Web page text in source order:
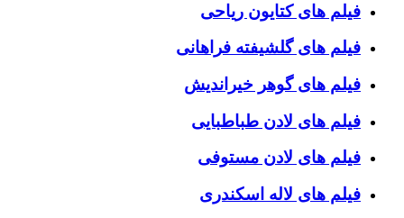
فیلم های کتایون ریاحی
فیلم های گلشیفته فراهانی
فیلم های گوهر خیراندیش
فیلم های لادن طباطبایی
فیلم های لادن مستوفی
فیلم های لاله اسکندری